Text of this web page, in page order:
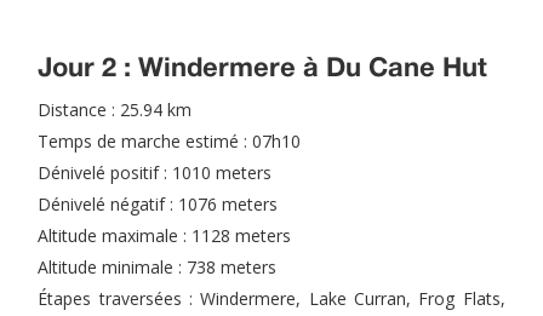
Jour 2 : Windermere à Du Cane Hut
Distance : 25.94 km
Temps de marche estimé : 07h10
Dénivelé positif : 1010 meters
Dénivelé négatif : 1076 meters
Altitude maximale : 1128 meters
Altitude minimale : 738 meters
Étapes traversées : Windermere, Lake Curran, Frog Flats,